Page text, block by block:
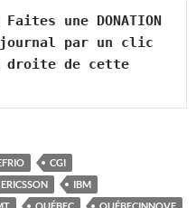
une DONATION
par un clic
droite de cette
CGI
ERICSSON
IBM